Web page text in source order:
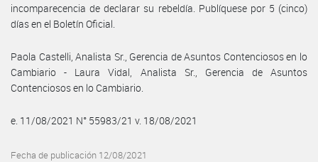
incomparecencia de declarar su rebeldía. Publíquese por 5 (cinco)
días en el Boletín Oficial.
Paola Castelli, Analista Sr., Gerencia de Asuntos Contenciosos en lo
Cambiario - Laura Vidal, Analista Sr., Gerencia de Asuntos
Contenciosos en lo Cambiario.
e. 11/08/2021 N° 55983/21 v. 18/08/2021
Fecha de publicación 12/08/2021